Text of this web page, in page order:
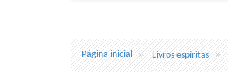
Página inicial Livros espíritas